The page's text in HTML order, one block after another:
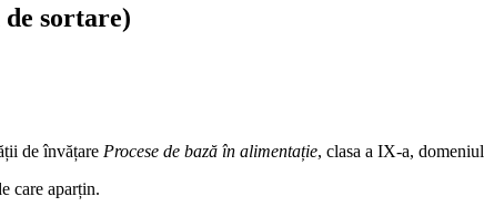
sortare)
de învățare Procese de bază în alimentație, clasa a IX-a, domeniul
care aparțin.